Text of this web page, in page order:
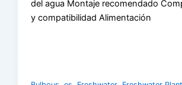
del agua Montaje recomendado
y compatibilidad Alimentación